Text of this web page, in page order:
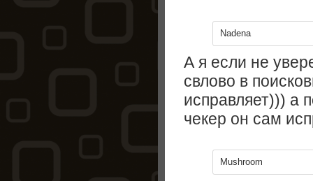
Nadena
А я если не
свлово в
исправляет))) а
чекер он сам
Mushroom